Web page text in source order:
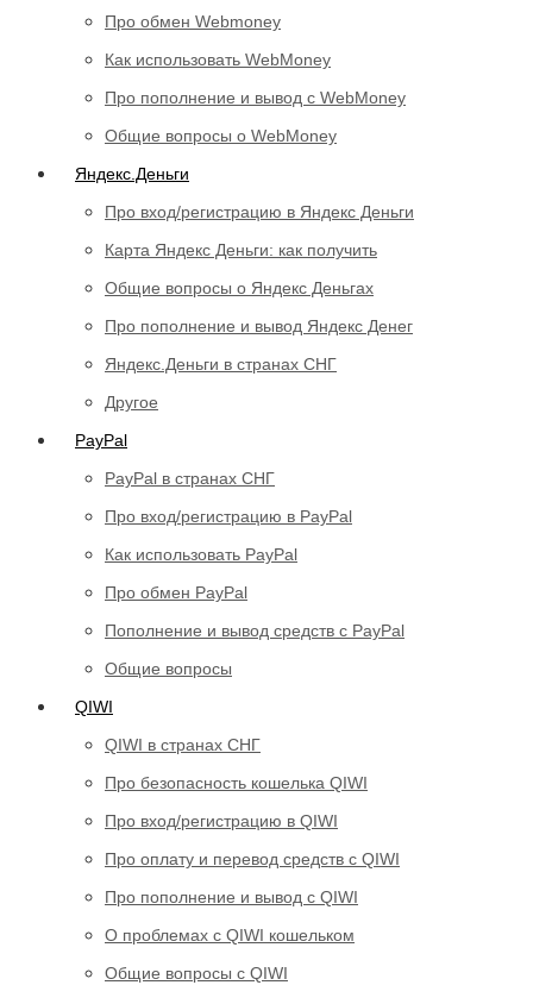
Про обмен Webmoney
Как использовать WebMoney
Про пополнение и вывод с WebMoney
Общие вопросы о WebMoney
Яндекс.Деньги
Про вход/регистрацию в Яндекс Деньги
Карта Яндекс Деньги: как получить
Общие вопросы о Яндекс Деньгах
Про пополнение и вывод Яндекс Денег
Яндекс.Деньги в странах СНГ
Другое
PayPal
PayPal в странах СНГ
Про вход/регистрацию в PayPal
Как использовать PayPal
Про обмен PayPal
Пополнение и вывод средств с PayPal
Общие вопросы
QIWI
QIWI в странах СНГ
Про безопасность кошелька QIWI
Про вход/регистрацию в QIWI
Про оплату и перевод средств c QIWI
Про пополнение и вывод с QIWI
О проблемах с QIWI кошельком
Общие вопросы с QIWI